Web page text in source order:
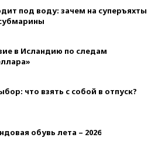
под воду: зачем на суперъяхты
в Исландию по следам
что взять с собой в отпуск?
обувь лета – 2026